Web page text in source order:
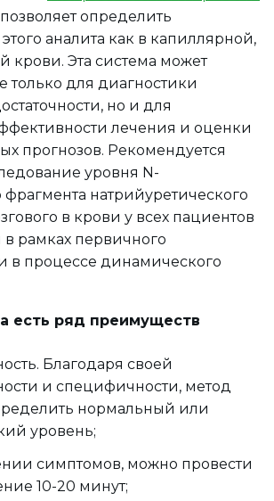
определить
аналита как в капиллярной,
крови. Эта система может
только для диагностики
но и для
лечения и оценки
прогнозов. Рекомендуется
уровня N-
натрийуретического
в крови у всех пациентов
рамках первичного
в процессе динамического
есть ряд преимуществ
Благодаря своей
и специфичности, метод
нормальный или
уровень;
симптомов, можно провести
10-20 минут;